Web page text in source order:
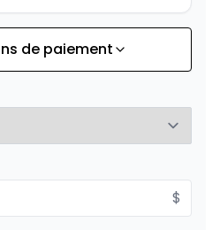
À partir de :
de paiement
$